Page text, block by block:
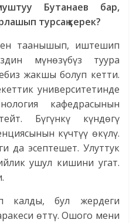
Бутанаев бар,
турсаң керек?
таанышып, иштешип
мүнөзүбүз туура
жакшы болуп кетти.
университетинде
кафедрасынын
Бүгүнкү күндөгү
күчтүү өкүлү.
да эсептешет. Улуттук
ушул кишини угат.
калды, бул жердеги
өттү. Ошого мени